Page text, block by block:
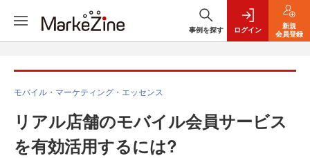
事例を探す ログイン
新規
会員登録
モバイル・マーケティング・エッセンス
リアル店舗のモバイル会員サービス
を有効活用するには?